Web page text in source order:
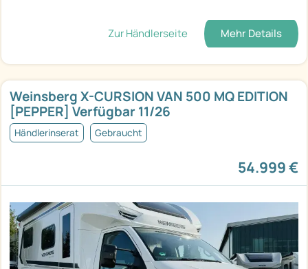
Zur Händlerseite Mehr Details
Weinsberg X-CURSION VAN 500 MQ EDITION
[PEPPER] Verfügbar 11/26
Händlerinserat Gebraucht
54.999 €